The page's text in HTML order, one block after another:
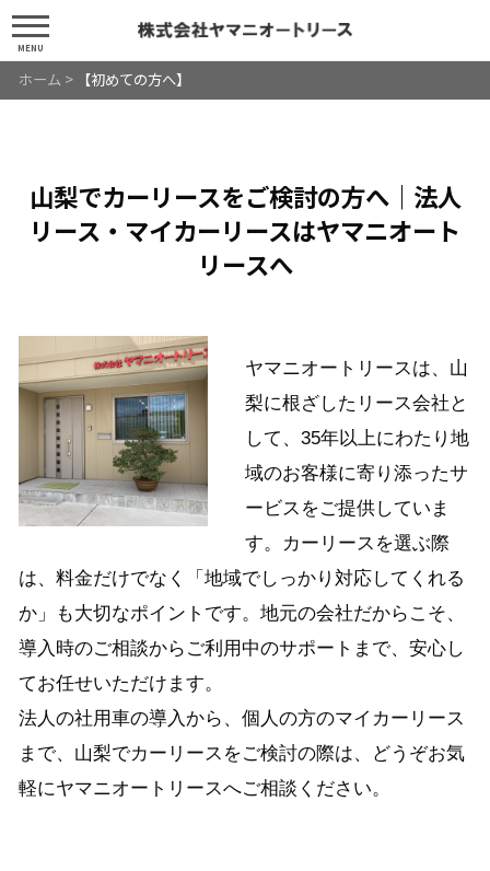
MENU
ホーム > 【初めての方へ】
山梨でカーリースをご検討の方へ｜法人
リース・マイカーリースはヤマニオート
リースへ
ヤマニオートリースは、山
梨に根ざしたリース会社と
して、35年以上にわたり地
域のお客様に寄り添ったサ
ービスをご提供していま
す。カーリースを選ぶ際
は、料金だけでなく「地域でしっかり対応してくれる
か」も大切なポイントです。地元の会社だからこそ、
導入時のご相談からご利用中のサポートまで、安心し
てお任せいただけます。
法人の社用車の導入から、個人の方のマイカーリース
まで、山梨でカーリースをご検討の際は、どうぞお気
軽にヤマニオートリースへご相談ください。